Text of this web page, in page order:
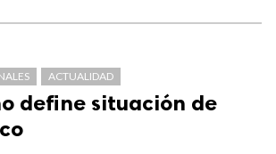
ACTUALIDAD
define situación de